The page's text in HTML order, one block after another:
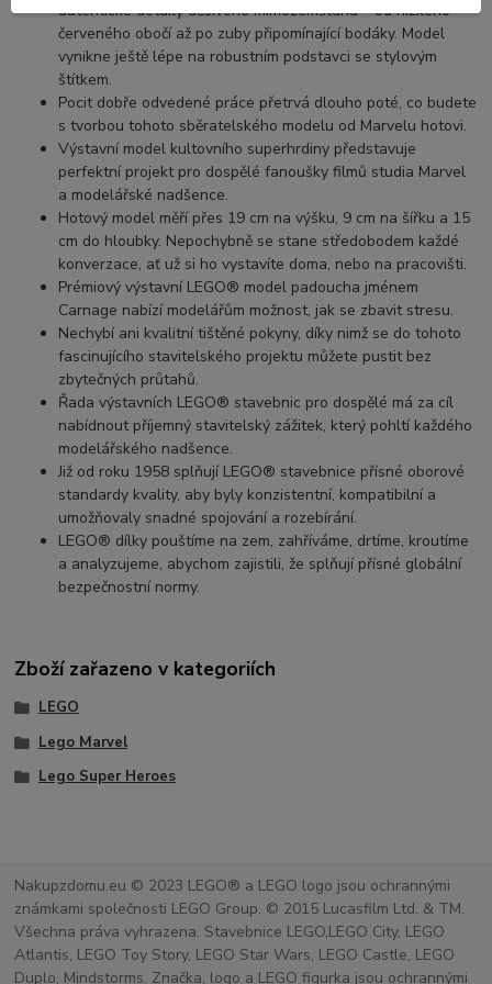
autentické detaily děsivého mimozemšťana – od nízkého
červeného obočí až po zuby připomínající bodáky. Model
vynikne ještě lépe na robustním podstavci se stylovým
štítkem.
Pocit dobře odvedené práce přetrvá dlouho poté, co budete
s tvorbou tohoto sběratelského modelu od Marvelu hotovi.
Výstavní model kultovního superhrdiny představuje
perfektní projekt pro dospělé fanoušky filmů studia Marvel
a modelářské nadšence.
Hotový model měří přes 19 cm na výšku, 9 cm na šířku a 15
cm do hloubky. Nepochybně se stane středobodem každé
konverzace, ať už si ho vystavíte doma, nebo na pracovišti.
Prémiový výstavní LEGO® model padoucha jménem
Carnage nabízí modelářům možnost, jak se zbavit stresu.
Nechybí ani kvalitní tištěné pokyny, díky nimž se do tohoto
fascinujícího stavitelského projektu můžete pustit bez
zbytečných průtahů.
Řada výstavních LEGO® stavebnic pro dospělé má za cíl
nabídnout příjemný stavitelský zážitek, který pohltí každého
modelářského nadšence.
Již od roku 1958 splňují LEGO® stavebnice přísné oborové
standardy kvality, aby byly konzistentní, kompatibilní a
umožňovaly snadné spojování a rozebírání.
LEGO® dílky pouštíme na zem, zahříváme, drtíme, kroutíme
a analyzujeme, abychom zajistili, že splňují přísné globální
bezpečnostní normy.
Zboží zařazeno v kategoriích
LEGO
Lego Marvel
Lego Super Heroes
Nakupzdomu.eu © 2023 LEGO® a LEGO logo jsou ochrannými
známkami společnosti LEGO Group. © 2015 Lucasfilm Ltd. & TM.
Všechna práva vyhrazena. Stavebnice LEGO,LEGO City, LEGO
Atlantis, LEGO Toy Story, LEGO Star Wars, LEGO Castle, LEGO
Duplo, Mindstorms. Značka, logo a LEGO figurka jsou ochrannými